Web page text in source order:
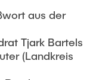
aus der
Tjark Bartels
(Landkreis